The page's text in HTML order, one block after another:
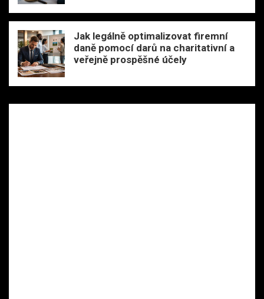
Jak legálně optimalizovat firemní
daně pomocí darů na charitativní a
veřejně prospěšné účely